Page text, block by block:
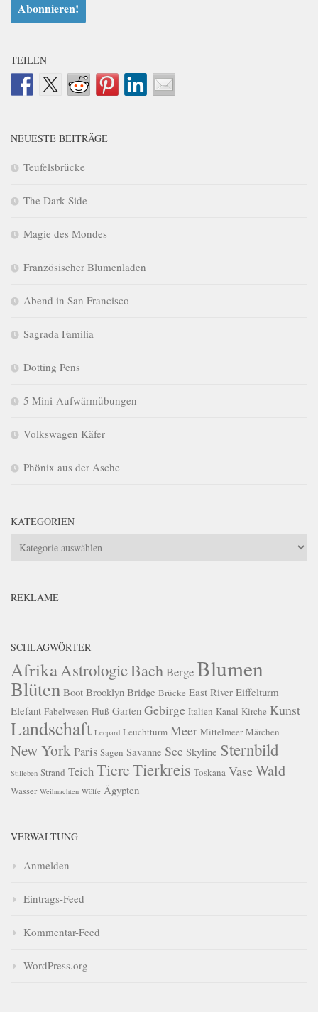
TEILEN
NEUESTE BEITRÄGE
Teufelsbrücke
The Dark Side
Magie des Mondes
Französischer Blumenladen
Abend in San Francisco
Sagrada Familia
Dotting Pens
5 Mini-Aufwärmübungen
Volkswagen Käfer
Phönix aus der Asche
KATEGORIEN
Kategorien
REKLAME
SCHLAGWÖRTER
AfrikaAstrologieBachBergeBlumen
Blüten Boot Brooklyn Bridge Brücke East River Eiffelturm
Elefant Fabelwesen Fluß Garten Gebirge Italien Kanal Kirche Kunst
Landschaft Leopard Leuchtturm Meer Mittelmeer Märchen
New YorkParis Sagen Savanne See Skyline Sternbild
Stilleben Strand TeichTiereTierkreis Toskana VaseWald
Wasser Weihnachten Wölfe Ägypten
VERWALTUNG
Anmelden
Eintrags-Feed
Kommentar-Feed
WordPress.org